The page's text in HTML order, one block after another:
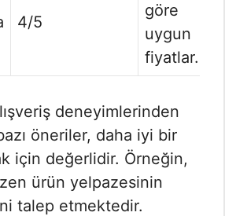
4/5
göre
uygun
fiyatlar.
deneyimlerinden
öneriler, daha iyi bir
için değerlidir. Örneğin,
ürün yelpazesinin
talep etmektedir.